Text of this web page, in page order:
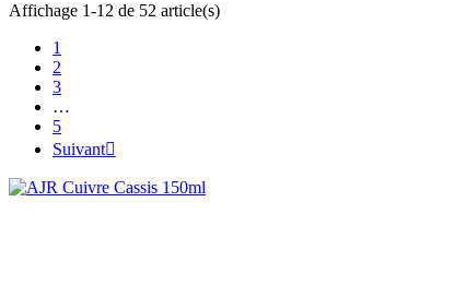
Affichage 1-12 de 52 article(s)
1
2
3
…
5
Suivant